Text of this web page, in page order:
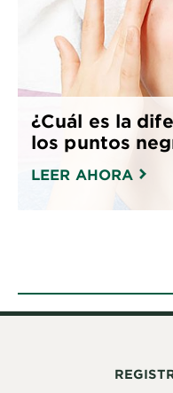
¿Cuál es la
los puntos
LEER AHORA